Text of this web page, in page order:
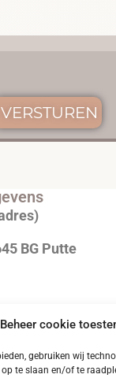
Beheer cookie
gebruiken wij
te slaan en/of te
VERSTUREN
BG Putte